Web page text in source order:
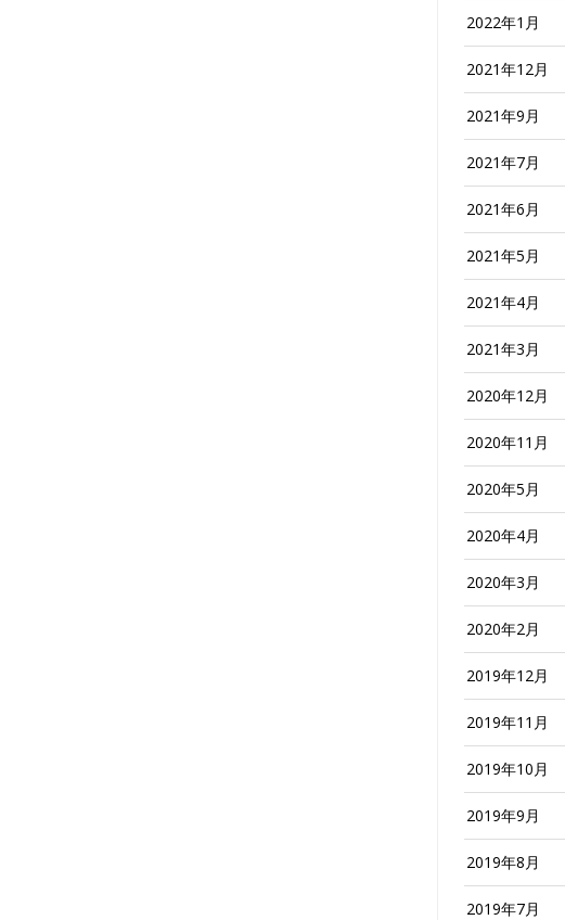
2022年1月
2021年12月
2021年9月
2021年7月
2021年6月
2021年5月
2021年4月
2021年3月
2020年12月
2020年11月
2020年5月
2020年4月
2020年3月
2020年2月
2019年12月
2019年11月
2019年10月
2019年9月
2019年8月
2019年7月